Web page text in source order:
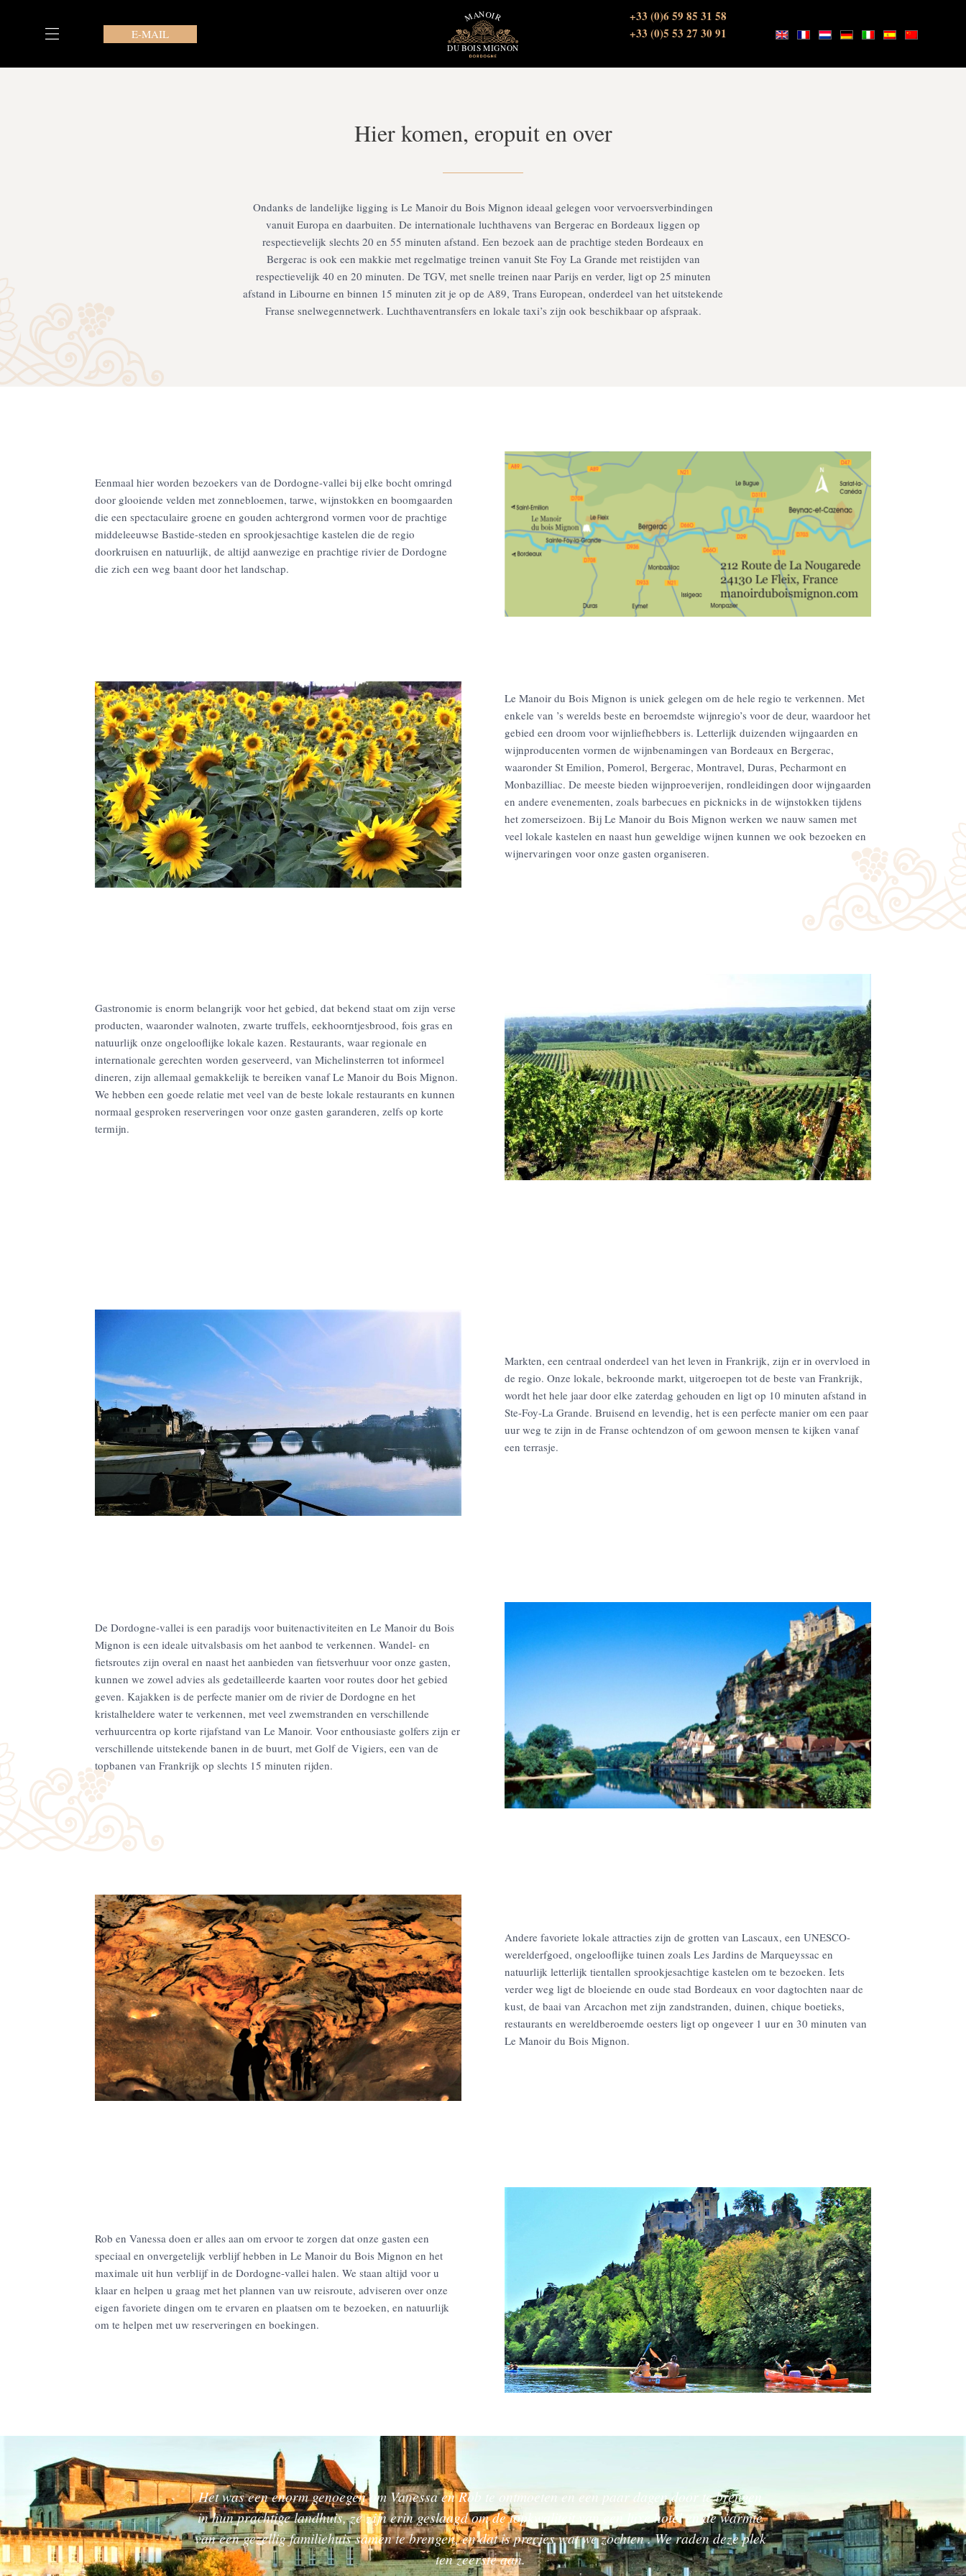
E-MAIL
+33 (0)6 59 85 31 58
+33 (0)5 53 27 30 91
Hier komen, eropuit en over
Ondanks de landelijke ligging is Le Manoir du Bois Mignon ideaal gelegen voor vervoersverbindingen
vanuit Europa en daarbuiten. De internationale luchthavens van Bergerac en Bordeaux liggen op
respectievelijk slechts 20 en 55 minuten afstand. Een bezoek aan de prachtige steden Bordeaux en
Bergerac is ook een makkie met regelmatige treinen vanuit Ste Foy La Grande met reistijden van
respectievelijk 40 en 20 minuten. De TGV, met snelle treinen naar Parijs en verder, ligt op 25 minuten
afstand in Libourne en binnen 15 minuten zit je op de A89, Trans European, onderdeel van het uitstekende
Franse snelwegennetwerk. Luchthaventransfers en lokale taxi’s zijn ook beschikbaar op afspraak.
Eenmaal hier worden bezoekers van de Dordogne-vallei bij elke bocht omringd
door glooiende velden met zonnebloemen, tarwe, wijnstokken en boomgaarden
die een spectaculaire groene en gouden achtergrond vormen voor de prachtige
middeleeuwse Bastide-steden en sprookjesachtige kastelen die de regio
doorkruisen en natuurlijk, de altijd aanwezige en prachtige rivier de Dordogne
die zich een weg baant door het landschap.
Le Manoir du Bois Mignon is uniek gelegen om de hele regio te verkennen. Met
enkele van ’s werelds beste en beroemdste wijnregio’s voor de deur, waardoor het
gebied een droom voor wijnliefhebbers is. Letterlijk duizenden wijngaarden en
wijnproducenten vormen de wijnbenamingen van Bordeaux en Bergerac,
waaronder St Emilion, Pomerol, Bergerac, Montravel, Duras, Pecharmont en
Monbazilliac. De meeste bieden wijnproeverijen, rondleidingen door wijngaarden
en andere evenementen, zoals barbecues en picknicks in de wijnstokken tijdens
het zomerseizoen. Bij Le Manoir du Bois Mignon werken we nauw samen met
veel lokale kastelen en naast hun geweldige wijnen kunnen we ook bezoeken en
wijnervaringen voor onze gasten organiseren.
Gastronomie is enorm belangrijk voor het gebied, dat bekend staat om zijn verse
producten, waaronder walnoten, zwarte truffels, eekhoorntjesbrood, fois gras en
natuurlijk onze ongelooflijke lokale kazen. Restaurants, waar regionale en
internationale gerechten worden geserveerd, van Michelinsterren tot informeel
dineren, zijn allemaal gemakkelijk te bereiken vanaf Le Manoir du Bois Mignon.
We hebben een goede relatie met veel van de beste lokale restaurants en kunnen
normaal gesproken reserveringen voor onze gasten garanderen, zelfs op korte
termijn.
Markten, een centraal onderdeel van het leven in Frankrijk, zijn er in overvloed in
de regio. Onze lokale, bekroonde markt, uitgeroepen tot de beste van Frankrijk,
wordt het hele jaar door elke zaterdag gehouden en ligt op 10 minuten afstand in
Ste-Foy-La Grande. Bruisend en levendig, het is een perfecte manier om een paar
uur weg te zijn in de Franse ochtendzon of om gewoon mensen te kijken vanaf
een terrasje.
De Dordogne-vallei is een paradijs voor buitenactiviteiten en Le Manoir du Bois
Mignon is een ideale uitvalsbasis om het aanbod te verkennen. Wandel- en
fietsroutes zijn overal en naast het aanbieden van fietsverhuur voor onze gasten,
kunnen we zowel advies als gedetailleerde kaarten voor routes door het gebied
geven. Kajakken is de perfecte manier om de rivier de Dordogne en het
kristalheldere water te verkennen, met veel zwemstranden en verschillende
verhuurcentra op korte rijafstand van Le Manoir. Voor enthousiaste golfers zijn er
verschillende uitstekende banen in de buurt, met Golf de Vigiers, een van de
topbanen van Frankrijk op slechts 15 minuten rijden.
Andere favoriete lokale attracties zijn de grotten van Lascaux, een UNESCO-
werelderfgoed, ongelooflijke tuinen zoals Les Jardins de Marqueyssac en
natuurlijk letterlijk tientallen sprookjesachtige kastelen om te bezoeken. Iets
verder weg ligt de bloeiende en oude stad Bordeaux en voor dagtochten naar de
kust, de baai van Arcachon met zijn zandstranden, duinen, chique boetieks,
restaurants en wereldberoemde oesters ligt op ongeveer 1 uur en 30 minuten van
Le Manoir du Bois Mignon.
Rob en Vanessa doen er alles aan om ervoor te zorgen dat onze gasten een
speciaal en onvergetelijk verblijf hebben in Le Manoir du Bois Mignon en het
maximale uit hun verblijf in de Dordogne-vallei halen. We staan altijd voor u
klaar en helpen u graag met het plannen van uw reisroute, adviseren over onze
eigen favoriete dingen om te ervaren en plaatsen om te bezoeken, en natuurlijk
om te helpen met uw reserveringen en boekingen.
Het was een enorm genoegen om Vanessa en Rob te ontmoeten en een paar dagen door te brengen
in hun prachtige landhuis, ze zijn erin geslaagd om de topkwaliteit van een luxe hotel en de warmte
van een gezellig familiehuis samen te brengen, en dat is precies wat we zochten . We raden deze plek
ten zeerste aan.